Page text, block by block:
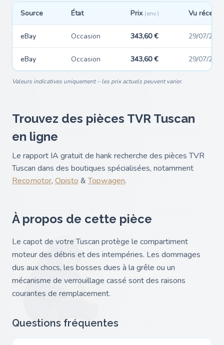
Source État Prix (env.) Vu
eBay Occasion 343,60 € 29/07/2026
eBay Occasion 343,60 € 29/07/2026
Valeurs indicatives uniquement – les prix actuels peuvent varier.
Trouvez des pièces TVR Tuscan
en ligne
Le rapport IA gratuit de hank recherche des pièces TVR
Tuscan dans des boutiques spécialisées, notamment
Recomotor, Opisto &Topwagen.
À propos de cette pièce
Le capot de votre Tuscan protège le compartiment
moteur des débris et des intempéries. Les dommages
dus aux chocs, les bosses dues à la grêle ou un
mécanisme de verrouillage cassé sont des raisons
courantes de remplacement.
Questions fréquentes